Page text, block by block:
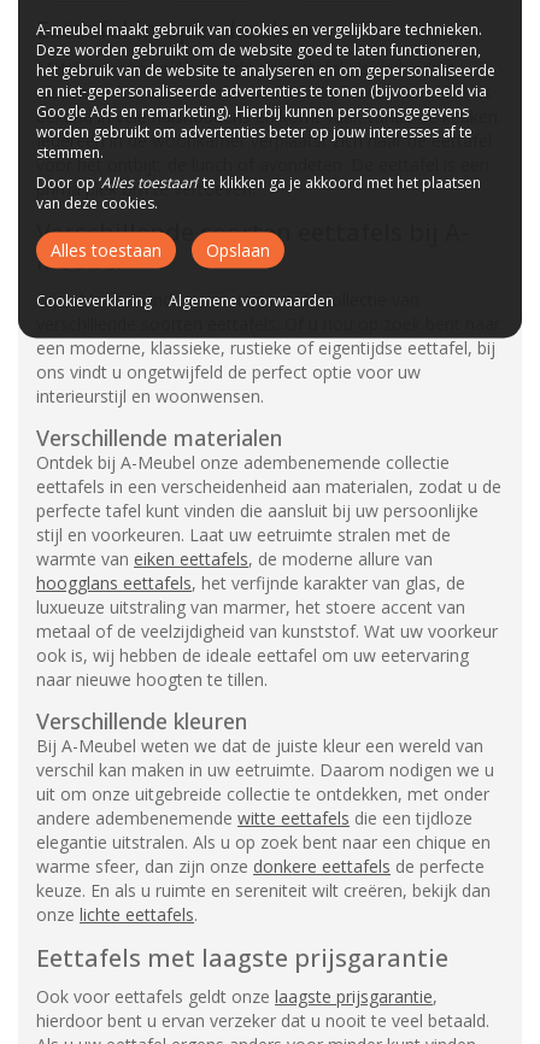
Eettafel in open keuken
Met een open keuken werkt de eettafel als verbinding
tussen de huiskamer en de keuken. De kreet "Aan tafel!" is
bekend in vele huishoudens en komt vaak vanuit de keuken.
Iedereen in de woonkamer verplaatst zich naar de eettafel
voor het ontbijt, de lunch of avondeten. De eettafel is een
prima plek om te vertoeven.
Verschillende soorten eettafels bij A-
Meubel
Bij A-Meubel vindt u een uitgebreide collectie van
een moderne, klassieke, rustieke of eigentijdse eettafel, bij
ons vindt u ongetwijfeld de perfect optie voor uw
interieurstijl en woonwensen.
Verschillende materialen
Ontdek bij A-Meubel onze adembenemende collectie
eettafels in een verscheidenheid aan materialen, zodat u de
perfecte tafel kunt vinden die aansluit bij uw persoonlijke
stijl en voorkeuren. Laat uw eetruimte stralen met de
warmte van eiken eettafels, de moderne allure van
hoogglans eettafels, het verfijnde karakter van glas, de
luxueuze uitstraling van marmer, het stoere accent van
metaal of de veelzijdigheid van kunststof. Wat uw voorkeur
ook is, wij hebben de ideale eettafel om uw eetervaring
naar nieuwe hoogten te tillen.
Verschillende kleuren
Bij A-Meubel weten we dat de juiste kleur een wereld van
verschil kan maken in uw eetruimte. Daarom nodigen we u
uit om onze uitgebreide collectie te ontdekken, met onder
andere adembenemende witte eettafels die een tijdloze
elegantie uitstralen. Als u op zoek bent naar een chique en
warme sfeer, dan zijn onze donkere eettafels de perfecte
keuze. En als u ruimte en sereniteit wilt creëren, bekijk dan
onze lichte eettafels.
Eettafels met laagste prijsgarantie
Ook voor eettafels geldt onze laagste prijsgarantie,
hierdoor bent u ervan verzeker dat u nooit te veel betaald.
A-meubel maakt gebruik van cookies en vergelijkbare technieken.
Deze worden gebruikt om de website goed te laten functioneren,
het gebruik van de website te analyseren en om gepersonaliseerde
en niet-gepersonaliseerde advertenties te tonen (bijvoorbeeld via
Google Ads en remarketing). Hierbij kunnen persoonsgegevens
worden gebruikt om advertenties beter op jouw interesses af te
stemmen.
Door op ‘Alles toestaan’ te klikken ga je akkoord met het plaatsen
van deze cookies.
Alles toestaan Opslaan
Cookieverklaring Algemene voorwaarden